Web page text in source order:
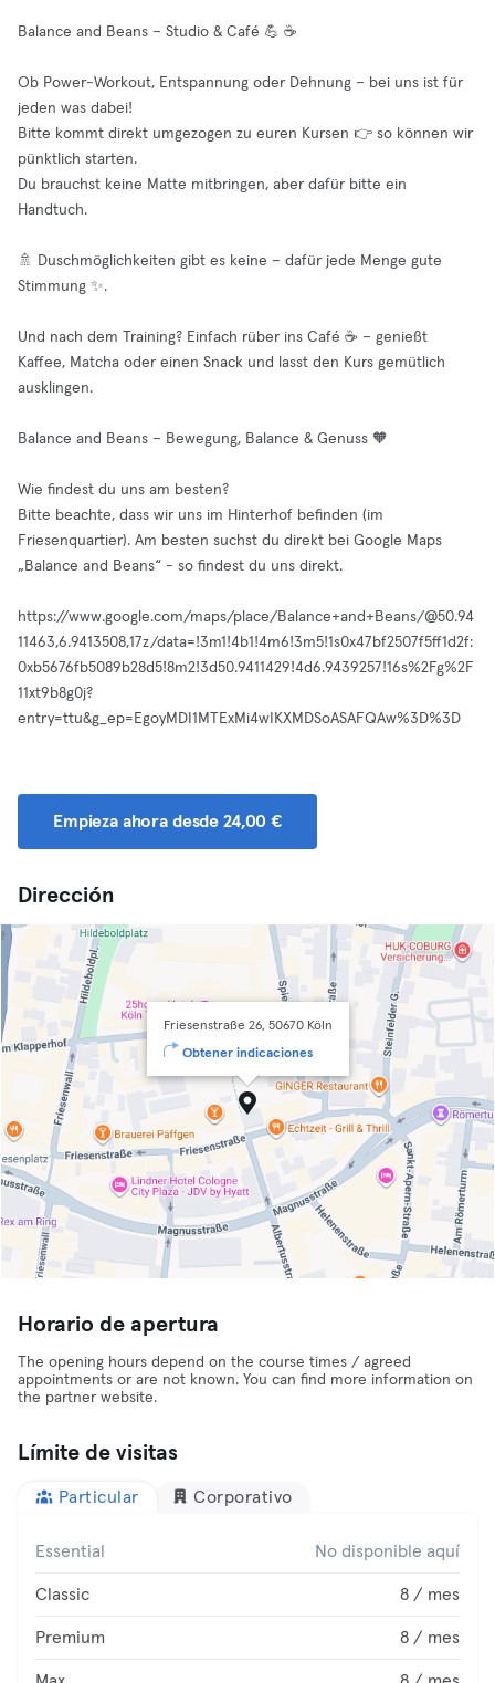
Balance and Beans – Studio & Café 💪 ☕️
Ob Power-Workout, Entspannung oder Dehnung – bei uns ist für
jeden was dabei!
Bitte kommt direkt umgezogen zu euren Kursen 👉 so können wir
pünktlich starten.
Du brauchst keine Matte mitbringen, aber dafür bitte ein
Handtuch.
🚿 Duschmöglichkeiten gibt es keine – dafür jede Menge gute
Stimmung ✨.
Und nach dem Training? Einfach rüber ins Café ☕️ – genießt
Kaffee, Matcha oder einen Snack und lasst den Kurs gemütlich
ausklingen.
Balance and Beans – Bewegung, Balance & Genuss 🧡
Wie findest du uns am besten?
Bitte beachte, dass wir uns im Hinterhof befinden (im
Friesenquartier). Am besten suchst du direkt bei Google Maps
„Balance and Beans“ - so findest du uns direkt.
https://www.google.com/maps/place/Balance+and+Beans/@50.94
11463,6.9413508,17z/data=!3m1!4b1!4m6!3m5!1s0x47bf2507f5ff1d2f:
0xb5676fb5089b28d5!8m2!3d50.9411429!4d6.9439257!16s%2Fg%2F
11xt9b8g0j?
entry=ttu&g_ep=EgoyMDI1MTExMi4wIKXMDSoASAFQAw%3D%3D
Empieza ahora desde 24,00 €
Dirección
Friesenstraße 26, 50670 Köln
Obtener indicaciones
Horario de apertura
The opening hours depend on the course times / agreed
appointments or are not known. You can find more information on
the partner website.
Límite de visitas
Particular Corporativo
Essential No disponible aquí
Classic 8 / mes
Premium 8 / mes